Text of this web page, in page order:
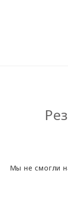
Мы не смогли